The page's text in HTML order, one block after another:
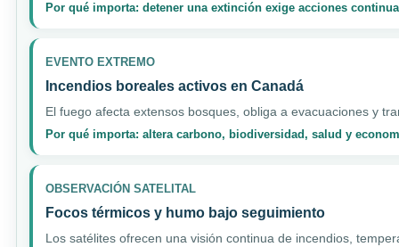
Por qué importa: detener una extinción exige acciones
EVENTO EXTREMO
Incendios boreales activos en Canadá
El fuego afecta extensos bosques, obliga a evacuaciones y
Por qué importa: altera carbono, biodiversidad, salud y
OBSERVACIÓN SATELITAL
Focos térmicos y humo bajo seguimiento
Los satélites ofrecen una visión continua de incendios,